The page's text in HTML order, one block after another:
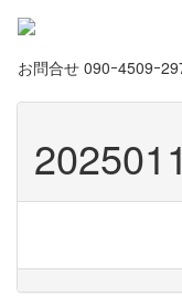
お問合せ 090ｰ4509ｰ